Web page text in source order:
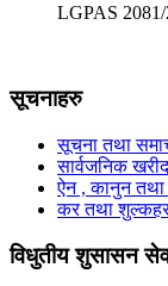
LGPAS 2081/
सूचनाहरु
सूचना तथा
सार्वजनिक
ऐन , कानुन तथा
कर तथा
विधुतीय शुसासन